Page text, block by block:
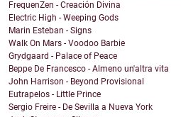
FrequenZen - Creación Divina
Electric High - Weeping Gods
Marin Esteban - Signs
Walk On Mars - Voodoo Barbie
Grydgaard - Palace of Peace
Beppe De Francesco - Almeno un'altra vita
John Harrison - Beyond Provisional
Eutrapelos - Little Prince
Sergio Freire - De Sevilla a Nueva York